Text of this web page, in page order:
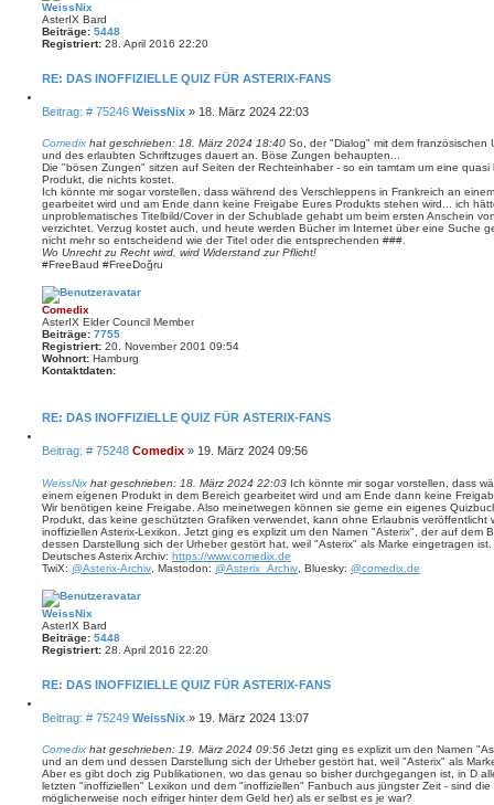
d
i
x
WeissNix
AsterIX Bard
Beiträge: 5448
Registriert: 28. April 2016 22:20
RE: DAS INOFFIZIELLE QUIZ FÜR ASTERIX-FANS
Z
i
e
r
e
n
Beitrag: # 75246B
i
t
r
a
g
WeissNix » 18. März 2024 22:03
Comedix hat geschrieben: 18. März 2024 18:40 So, der "Dialog" mit dem französischen
und des erlaubten Schriftzuges dauert an. Böse Zungen behaupten...
Die "bösen Zungen" sitzen auf Seiten der Rechteinhaber - so ein tamtam um eine
Produkt, die nichts kostet.
Ich könnte mir sogar vorstellen, dass während des Verschleppens in Frankreich an
gearbeitet wird und am Ende dann keine Freigabe Eures Produkts stehen wird... ich
unproblematisches Titelbild/Cover in der Schublade gehabt um beim ersten Anschein
verzichtet. Verzug kostet auch, und heute werden Bücher im Internet über eine Suche
nicht mehr so entscheidend wie der Titel oder die entsprechenden ###.
Wo Unrecht zu Recht wird, wird Widerstand zur Pflicht!
#FreeBaud #FreeDoğru
Comedix
AsterIX Elder Council Member
Beiträge: 7755
Registriert: 20. November 2001 09:54
Wohnort: Hamburg
Kontaktdaten:
n
k
a
t
e
n
v
o
n
C
m
e
d
i
x
RE: DAS INOFFIZIELLE QUIZ FÜR ASTERIX-FANS
Z
e
r
e
n
Beitrag: # 75248B
i
t
r
a
g
Comedix » 19. März 2024 09:56
WeissNix hat geschrieben: 18. März 2024 22:03 Ich könnte mir sogar vorstellen, dass
einem eigenen Produkt in dem Bereich gearbeitet wird und am Ende dann keine
Wir benötigen keine Freigabe. Also meinetwegen können sie gerne ein eigenes
Produkt, das keine geschützten Grafiken verwendet, kann ohne Erlaubnis veröffentlicht
inoffiziellen Asterix-Lexikon. Jetzt ging es explizit um den Namen "Asterix", der auf dem
dessen Darstellung sich der Urheber gestört hat, weil "Asterix" als Marke eingetragen ist.
Deutsches Asterix Archiv: https://www.comedix.de
TwiX: @Asterix-Archiv , Mastodon: @Asterix_Archiv , Bluesky: @comedix.de
WeissNix
AsterIX Bard
Beiträge: 5448
Registriert: 28. April 2016 22:20
RE: DAS INOFFIZIELLE QUIZ FÜR ASTERIX-FANS
Z
i
e
r
e
n
Beitrag: # 75249B
i
t
r
a
WeissNix » 19. März 2024 13:07
Comedix hat geschrieben: 19. März 2024 09:56 Jetzt ging es explizit um den Namen
und an dem und dessen Darstellung sich der Urheber gestört hat, weil "Asterix" als
Aber es gibt doch zig Publikationen, wo das genau so bisher durchgegangen ist, in D
letzten "inoffiziellen" Lexikon und dem "inoffiziellen" Fanbuch aus jüngster Zeit - sind
möglicherweise noch eifriger hinter dem Geld her) als er selbst es je war?